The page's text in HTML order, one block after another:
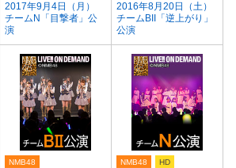
2017年9月4日（月）
チームN「目撃者」公
演
2016年8月20日（土）
チームBII「逆上がり」
公演
NMB48 NMB48 HD